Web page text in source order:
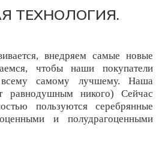
ТЕХНОЛОГИЯ.
внедряем самые новые
чтобы наши покупатели
самому лучшему. Наша
равнодушным никого) Сейчас
пользуются серебрянные
и полудрагоценными